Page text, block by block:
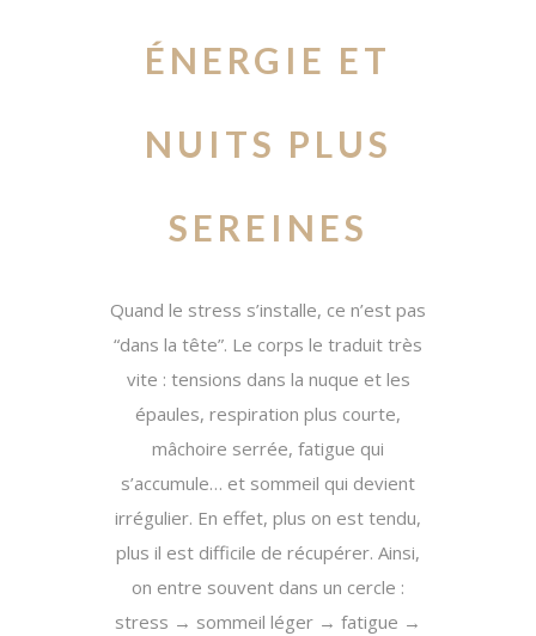
ÉNERGIE ET
NUITS PLUS
SEREINES
Quand le stress s’installe, ce n’est pas
“dans la tête”. Le corps le traduit très
vite : tensions dans la nuque et les
épaules, respiration plus courte,
mâchoire serrée, fatigue qui
s’accumule… et sommeil qui devient
irrégulier. En effet, plus on est tendu,
plus il est difficile de récupérer. Ainsi,
on entre souvent dans un cercle :
stress → sommeil léger → fatigue →